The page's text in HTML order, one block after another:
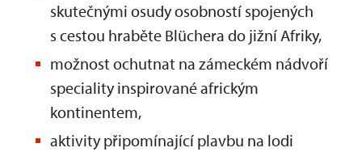
skutečnými osudy osobností spojených
s cestou hraběte Blüchera do jižní Afriky,
možnost ochutnat na zámeckém nádvoří
speciality inspirované africkým
kontinentem,
aktivity připomínající plavbu na lodi